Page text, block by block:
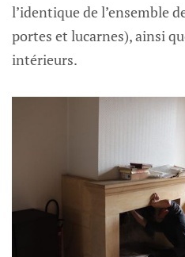
l’identique de l’ensemble
portes et lucarnes), ainsi
intérieurs.